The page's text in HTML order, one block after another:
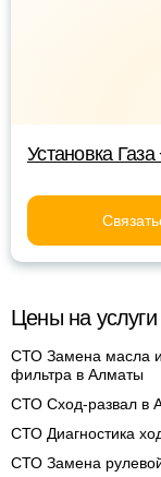
Установка
Цены на
СТО Замена масла
фильтра в Алматы
СТО Сход-развал в
СТО Диагностика
СТО Замена